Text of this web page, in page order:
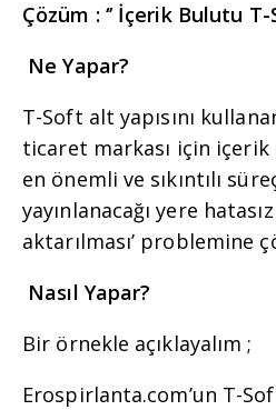
Çözüm : ‘’ İçerik Bulutu
Ne Yapar?
T-Soft alt yapısını
ticaret markası için
en önemli ve sıkıntılı
yayınlanacağı yere
aktarılması’ problemine
Nasıl Yapar?
Bir örnekle açıklayalım ;
Erospirlanta.com’un T-